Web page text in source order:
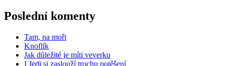
Poslední komenty
Tam, na moři
Knoflík
Jak důležité je míti veverku
I Jedi si zaslouží trochu potěšení